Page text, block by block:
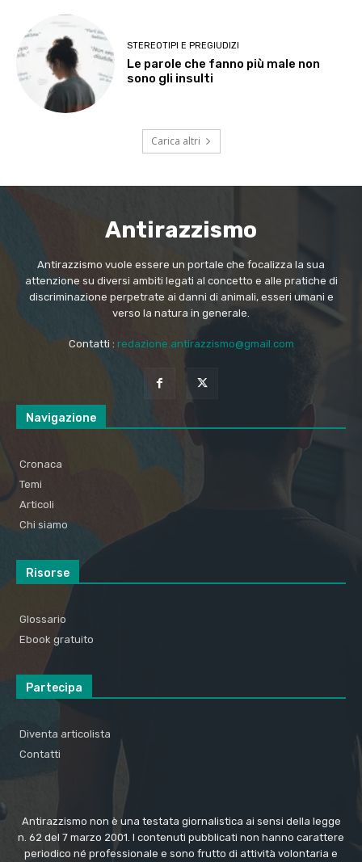
STEREOTIPI E PREGIUDIZI
Le parole che fanno più male non
sono gli insulti
Carica altri
Antirazzismo
Antirazzismo vuole essere un portale che focalizza la sua
attenzione su diversi ambiti legati al concetto e alle pratiche di
discriminazione perpetrate ai danni di animali, esseri umani e
verso la natura in generale.
Contatti : redazione.antirazzismo@gmail.com
Navigazione
Cronaca
Temi
Articoli
Chi siamo
Risorse
Glossario
Ebook gratuito
Partecipa
Diventa articolista
Contatti
Antirazzismo non è una testata giornalistica ai sensi della legge
n. 62 del 7 marzo 2001. I contenuti pubblicati non hanno carattere
periodico né professionale e sono frutto di attività volontaria e